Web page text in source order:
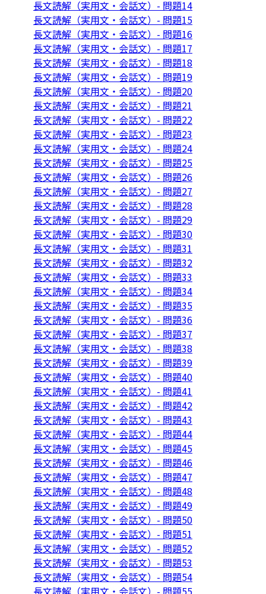
長文読解（実用文・会話文）- 問題14
長文読解（実用文・会話文）- 問題15
長文読解（実用文・会話文）- 問題16
長文読解（実用文・会話文）- 問題17
長文読解（実用文・会話文）- 問題18
長文読解（実用文・会話文）- 問題19
長文読解（実用文・会話文）- 問題20
長文読解（実用文・会話文）- 問題21
長文読解（実用文・会話文）- 問題22
長文読解（実用文・会話文）- 問題23
長文読解（実用文・会話文）- 問題24
長文読解（実用文・会話文）- 問題25
長文読解（実用文・会話文）- 問題26
長文読解（実用文・会話文）- 問題27
長文読解（実用文・会話文）- 問題28
長文読解（実用文・会話文）- 問題29
長文読解（実用文・会話文）- 問題30
長文読解（実用文・会話文）- 問題31
長文読解（実用文・会話文）- 問題32
長文読解（実用文・会話文）- 問題33
長文読解（実用文・会話文）- 問題34
長文読解（実用文・会話文）- 問題35
長文読解（実用文・会話文）- 問題36
長文読解（実用文・会話文）- 問題37
長文読解（実用文・会話文）- 問題38
長文読解（実用文・会話文）- 問題39
長文読解（実用文・会話文）- 問題40
長文読解（実用文・会話文）- 問題41
長文読解（実用文・会話文）- 問題42
長文読解（実用文・会話文）- 問題43
長文読解（実用文・会話文）- 問題44
長文読解（実用文・会話文）- 問題45
長文読解（実用文・会話文）- 問題46
長文読解（実用文・会話文）- 問題47
長文読解（実用文・会話文）- 問題48
長文読解（実用文・会話文）- 問題49
長文読解（実用文・会話文）- 問題50
長文読解（実用文・会話文）- 問題51
長文読解（実用文・会話文）- 問題52
長文読解（実用文・会話文）- 問題53
長文読解（実用文・会話文）- 問題54